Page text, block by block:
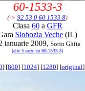
60-1533-3
(-> 92 53 0 60 1533 8)
Clasa 60a GFR
Slobozia Veche(IL)
ianuarie 2009, Sorin Ghita
(alte 5 poze cu 60-1533-3)
] [800] [1024] [1280] [original]